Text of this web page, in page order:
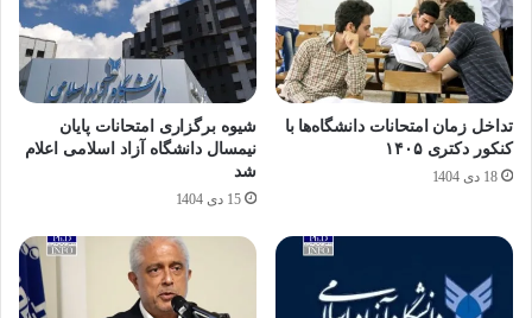
تداخل زمان امتحانات دانشگاه‌ها با
کنکور دکتری ۱۴۰۵
18 دی 1404
شیوه برگزاری امتحانات پایان
نیمسال دانشگاه آزاد اسلامی اعلام
شد
15 دی 1404